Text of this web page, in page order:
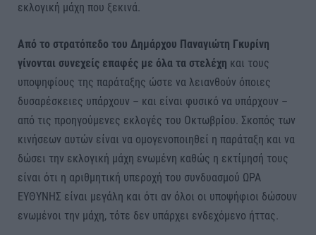
εκλογική μάχη που ξεκινά.
Από το στρατόπεδο του Δημάρχου Παναγιώτη Γκυρίνη
γίνονται συνεχείς επαφές με όλα τα στελέχη και τους
υποψηφίους της παράταξης ώστε να λειανθούν όποιες
δυσαρέσκειες υπάρχουν – και είναι φυσικό να υπάρχουν –
από τις προηγούμενες εκλογές του Οκτωβρίου. Σκοπός των
κινήσεων αυτών είναι να ομογενοποιηθεί η παράταξη και να
δώσει την εκλογική μάχη ενωμένη καθώς η εκτίμησή τους
είναι ότι η αριθμητική υπεροχή του συνδυασμού ΩΡΑ
ΕΥΘΥΝΗΣ είναι μεγάλη και ότι αν όλοι οι υποψήφιοι δώσουν
ενωμένοι την μάχη, τότε δεν υπάρχει ενδεχόμενο ήττας.